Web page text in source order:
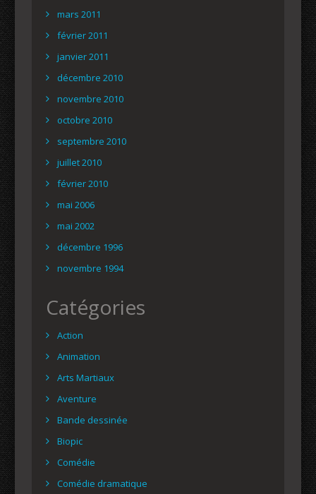
mars 2011
février 2011
janvier 2011
décembre 2010
novembre 2010
octobre 2010
septembre 2010
juillet 2010
février 2010
mai 2006
mai 2002
décembre 1996
novembre 1994
Catégories
Action
Animation
Arts Martiaux
Aventure
Bande dessinée
Biopic
Comédie
Comédie dramatique